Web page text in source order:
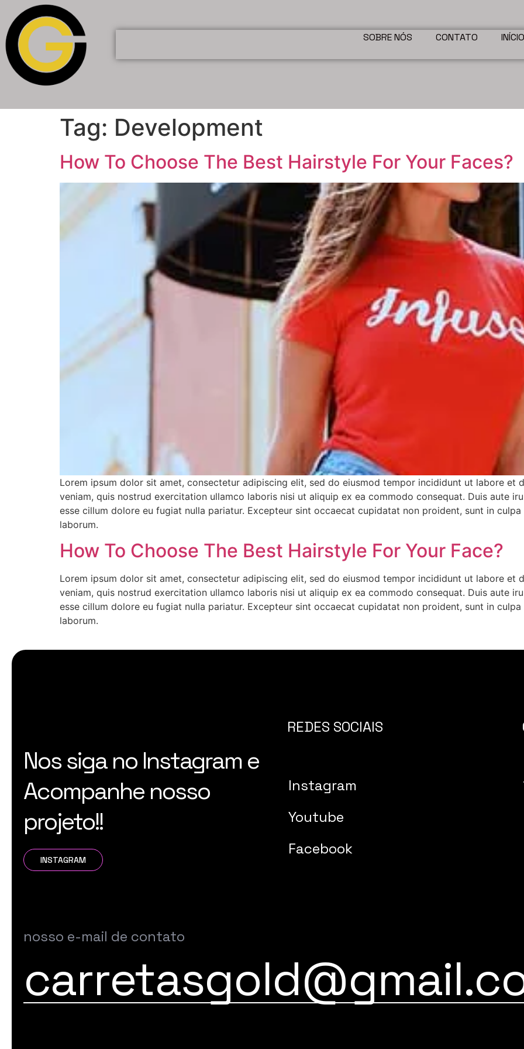
SOBRE NÓS CONTATO INÍCIO
Tag: Development
How To Choose The Best Hairstyle For Your Faces?
Lorem ipsum dolor sit amet, consectetur adipiscing elit, sed do eiusmod tempor incididunt ut labore et
veniam, quis nostrud exercitation ullamco laboris nisi ut aliquip ex ea commodo consequat. Duis aute
esse cillum dolore eu fugiat nulla pariatur. Excepteur sint occaecat cupidatat non proident, sunt in
laborum.
How To Choose The Best Hairstyle For Your Face?
Lorem ipsum dolor sit amet, consectetur adipiscing elit, sed do eiusmod tempor incididunt ut labore et
veniam, quis nostrud exercitation ullamco laboris nisi ut aliquip ex ea commodo consequat. Duis aute
esse cillum dolore eu fugiat nulla pariatur. Excepteur sint occaecat cupidatat non proident, sunt in
laborum.
Nos siga no Instagram e
Acompanhe nosso
projeto!!
INSTAGRAM
REDES SOCIAIS
Instagram
Youtube
Facebook
nosso e-mail de contato